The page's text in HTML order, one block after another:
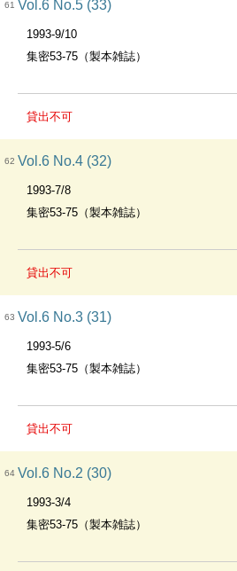
61 Vol.6 No.5 (33)
1993-9/10
集密53-75（製本雑誌）
貸出不可
62 Vol.6 No.4 (32)
1993-7/8
集密53-75（製本雑誌）
貸出不可
63 Vol.6 No.3 (31)
1993-5/6
集密53-75（製本雑誌）
貸出不可
64 Vol.6 No.2 (30)
1993-3/4
集密53-75（製本雑誌）